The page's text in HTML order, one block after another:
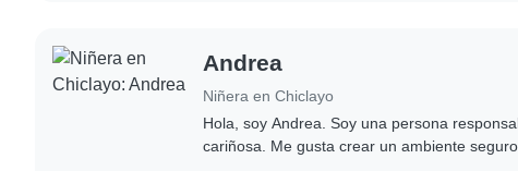
Andrea
Niñera en Chiclayo
Hola, soy Andrea. Soy una persona
cariñosa. Me gusta crear un ambiente